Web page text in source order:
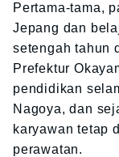
Pertama-tama,
Jepang dan
setengah tahun
Prefektur
pendidikan
Nagoya, dan
karyawan tetap
perawatan.